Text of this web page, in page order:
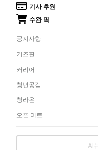
기사 후원
수완 픽
공지사항
키즈판
커리어
청년공감
청라온
오픈 미트
AI